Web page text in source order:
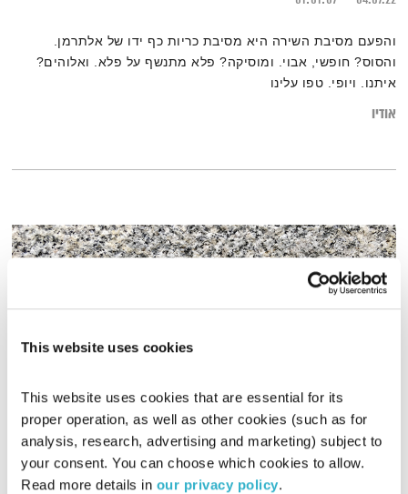
This website uses cookies
This website uses cookies that are essential for its
proper operation, as well as other cookies (such as for
analysis, research, advertising and marketing) subject to
your consent. You can choose which cookies to allow.
Read more details in our privacy policy.
והפעם מסיבת השירה היא מסיבת כריות כף ידו של אלתרמן.
והסוס? חופשי, אבוי. ומוסיקה? פלא מתנשף על פלא. ואלוהים?
איתנו. ויופי. טפו עלינו
אודיו
כל יום מחדש – 25.6.26
כל יום מחדש
אמיר פרי